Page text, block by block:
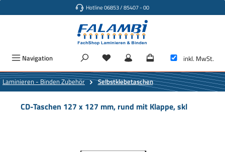
Hotline 06853 / 85407 - 00
Navigation inkl. MwSt.
Laminieren - Binden Zubehör Selbstklebetaschen
CD-Taschen 127 x 127 mm, rund mit Klappe, skl